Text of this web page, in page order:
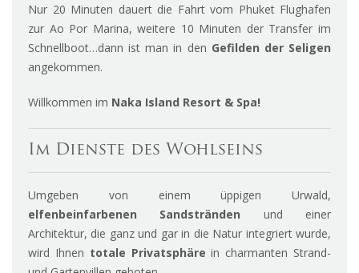
Nur 20 Minuten dauert die Fahrt vom Phuket Flughafen
zur Ao Por Marina, weitere 10 Minuten der Transfer im
Schnellboot…dann ist man in den Gefilden der Seligen
angekommen.
Willkommen im Naka Island Resort & Spa!
Im Dienste des Wohlseins
Umgeben von einem üppigen Urwald,
elfenbeinfarbenen Sandstränden und einer
Architektur, die ganz und gar in die Natur integriert wurde,
wird Ihnen totale Privatsphäre in charmanten Strand-